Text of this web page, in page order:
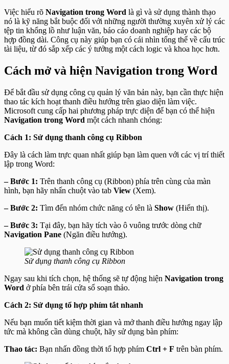
Việc hiểu rõ Navigation trong Word là gì và sử dụng thành thạo
nó là kỹ năng bắt buộc đối với những người thường xuyên xử lý các
tệp tin khổng lồ như luận văn, báo cáo doanh nghiệp hay các bộ
hợp đồng dài. Công cụ này giúp bạn có cái nhìn tổng thể về cấu trúc
tài liệu, từ đó sắp xếp các ý tưởng một cách logic và khoa học hơn.
Cách mở và hiện Navigation trong Word
Để bắt đầu sử dụng công cụ quản lý văn bản này, bạn cần thực hiện
thao tác kích hoạt thanh điều hướng trên giao diện làm việc.
Microsoft cung cấp hai phương pháp trực diện để bạn có thể hiện
Navigation trong Word một cách nhanh chóng:
Cách 1: Sử dụng thanh công cụ Ribbon
Đây là cách làm trực quan nhất giúp bạn làm quen với các vị trí thiết
lập trong Word:
– Bước 1: Trên thanh công cụ (Ribbon) phía trên cùng của màn
hình, bạn hãy nhấn chuột vào tab View (Xem).
– Bước 2: Tìm đến nhóm chức năng có tên là Show (Hiển thị).
– Bước 3: Tại đây, bạn hãy tích vào ô vuông trước dòng chữ
Navigation Pane (Ngăn điều hướng).
Sử dụng thanh công cụ Ribbon
Ngay sau khi tích chọn, hệ thống sẽ tự động hiện Navigation trong
Word ở phía bên trái cửa sổ soạn thảo.
Cách 2: Sử dụng tổ hợp phím tắt nhanh
Nếu bạn muốn tiết kiệm thời gian và mở thanh điều hướng ngay lập
tức mà không cần dùng chuột, hãy sử dụng bàn phím:
Thao tác: Bạn nhấn đồng thời tổ hợp phím Ctrl + F trên bàn phím.